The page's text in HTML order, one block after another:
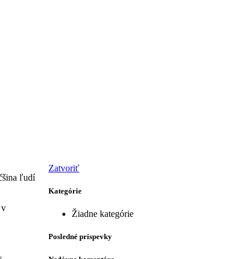
ľudí
v
Zatvoriť
Kategórie
Žiadne kategórie
Posledné príspevky